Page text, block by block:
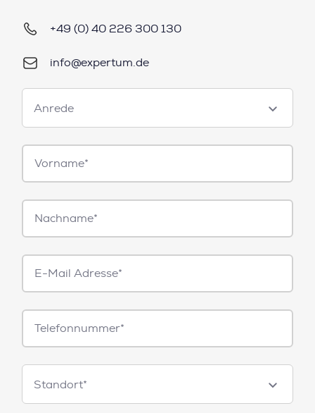
+49 (0) 40 226 300 130
info@expertum.de
Anrede
Anrede
Vorname*
Nachname*
E-
Mail*
Telefonnummer
Standorte
Standort*